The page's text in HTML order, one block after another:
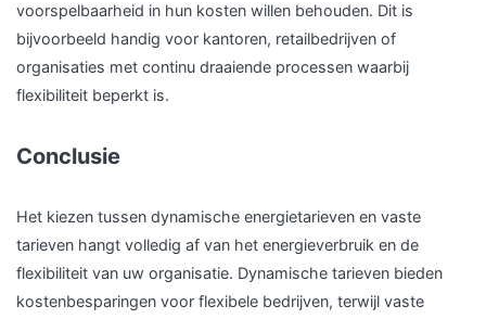
voorspelbaarheid in hun kosten willen behouden. Dit is
bijvoorbeeld handig voor kantoren, retailbedrijven of
organisaties met continu draaiende processen waarbij
flexibiliteit beperkt is.
Conclusie
Het kiezen tussen dynamische energietarieven en vaste
tarieven hangt volledig af van het energieverbruik en de
flexibiliteit van uw organisatie. Dynamische tarieven bieden
kostenbesparingen voor flexibele bedrijven, terwijl vaste